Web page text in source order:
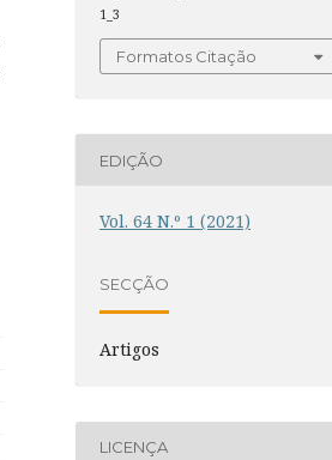
1_3
Formatos Citação
EDIÇÃO
Vol. 64 N.º 1 (2021)
SECÇÃO
Artigos
LICENÇA